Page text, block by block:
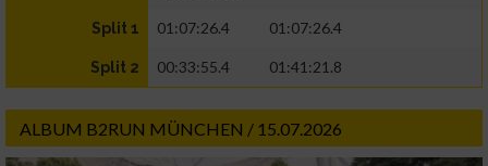
Split 1 01:07:26.4 01:07:26.4
Split 2 00:33:55.4 01:41:21.8
ALBUM B2RUN MÜNCHEN / 15.07.2026